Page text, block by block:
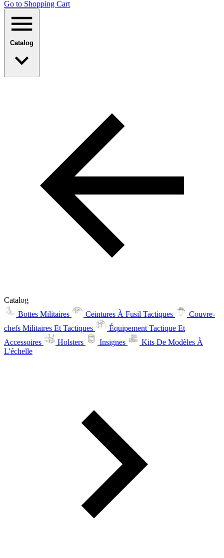
Go to Shopping Сart
Catalog
Catalog
Bottes Militaires
Ceintures À Fusil Tactiques
Couvre-
chefs Militaires Et Tactiques
Équipement Tactique Et
Accessoires
Holsters Insignes
Kits De Modèles À
L'échelle